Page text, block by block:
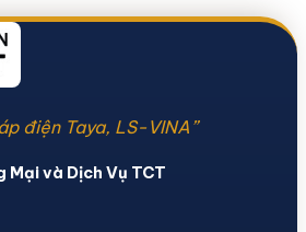
điện Taya, LS-VINA”
Mại và Dịch Vụ TCT